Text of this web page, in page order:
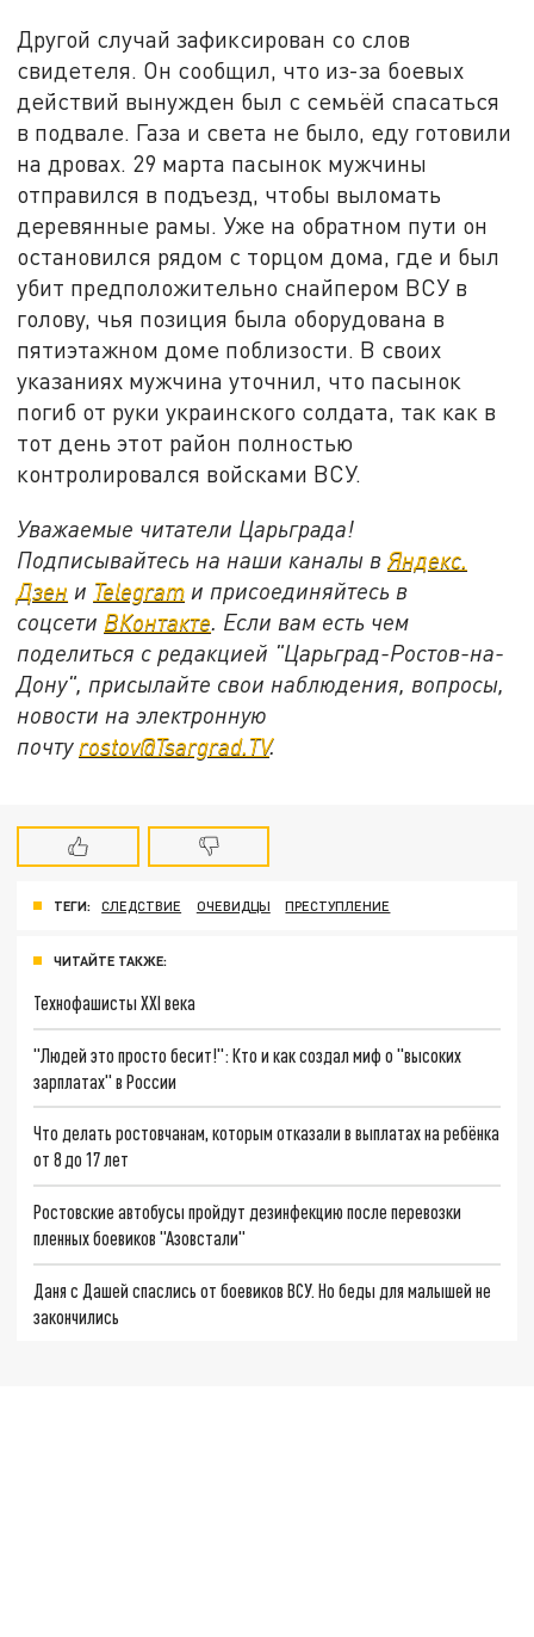
Другой случай зафиксирован со слов
свидетеля. Он сообщил, что из-за боевых
действий вынужден был с семьёй спасаться
в подвале. Газа и света не было, еду готовили
на дровах. 29 марта пасынок мужчины
отправился в подъезд, чтобы выломать
деревянные рамы. Уже на обратном пути он
остановился рядом с торцом дома, где и был
убит предположительно снайпером ВСУ в
голову, чья позиция была оборудована в
пятиэтажном доме поблизости. В своих
указаниях мужчина уточнил, что пасынок
погиб от руки украинского солдата, так как в
тот день этот район полностью
контролировался войсками ВСУ.
Уважаемые читатели Царьграда!
Подписывайтесь на наши каналы в Яндекс.
Дзен и Telegram и присоединяйтесь в
соцсети ВКонтакте . Если вам есть чем
поделиться с редакцией "Царьград-Ростов-на-
Дону", присылайте свои наблюдения, вопросы,
новости на электронную
почту rostov@Tsargrad.ТV.
ТЕГИ: СЛЕДСТВИЕ ОЧЕВИДЦЫ ПРЕСТУПЛЕНИЕ
ЧИТАЙТЕ ТАКЖЕ:
Технофашисты XXI века
"Людей это просто бесит!": Кто и как создал миф о "высоких
зарплатах" в России
Что делать ростовчанам, которым отказали в выплатах на ребёнка
от 8 до 17 лет
Ростовские автобусы пройдут дезинфекцию после перевозки
пленных боевиков "Азовстали"
Даня с Дашей спаслись от боевиков ВСУ. Но беды для малышей не
закончились